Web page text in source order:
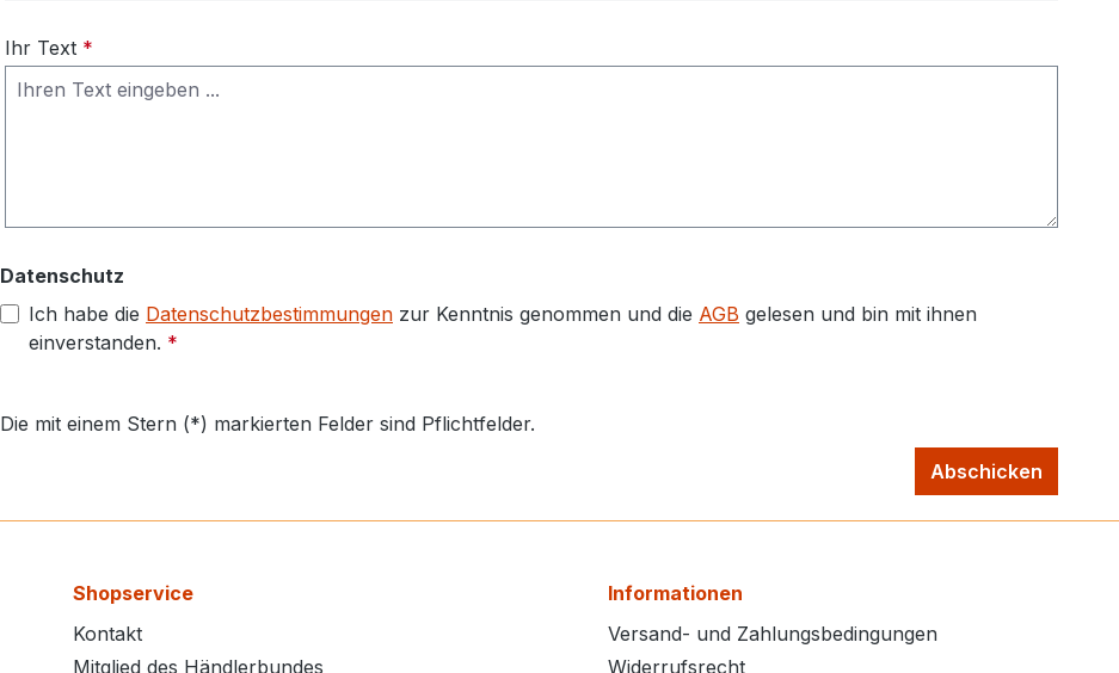
Ihr Text *
Datenschutz
Ich habe die Datenschutzbestimmungen zur Kenntnis genommen und die AGB gelesen und bin mit ihnen
einverstanden. *
Die mit einem Stern (*) markierten Felder sind Pflichtfelder.
Abschicken
Shopservice
Kontakt
Mitglied des Händlerbundes
Informationen
Versand- und Zahlungsbedingungen
Widerrufsrecht